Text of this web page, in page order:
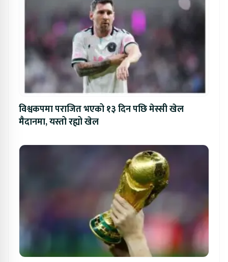
विश्वकपमा पराजित भएको १३ दिन पछि मेस्सी खेल
मैदानमा, यस्तो रह्यो खेल